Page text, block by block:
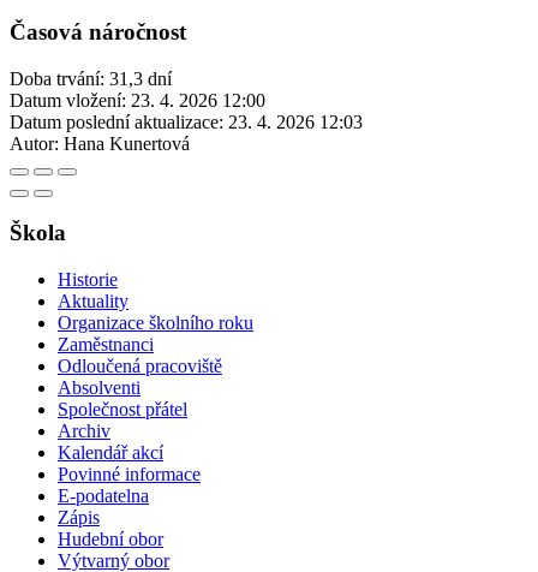
Časová náročnost
Doba trvání: 31,3 dní
Datum vložení: 23. 4. 2026 12:00
Datum poslední aktualizace: 23. 4. 2026 12:03
Autor: Hana Kunertová
Škola
Historie
Aktuality
Organizace školního roku
Zaměstnanci
Odloučená pracoviště
Absolventi
Společnost přátel
Archiv
Kalendář akcí
Povinné informace
E-podatelna
Zápis
Hudební obor
Výtvarný obor